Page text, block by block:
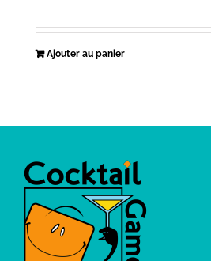
Ajouter au panier